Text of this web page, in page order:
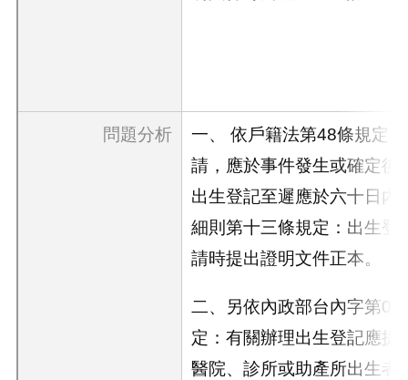
問題分析
一、 依戶籍法第48條規定
請，應於事件發生或確定後
出生登記至遲應於六十日內
細則第十三條規定：出生登
請時提出證明文件正本。
二、另依內政部台內字第
定：有關辦理出生登記應提
醫院、診所或助產所出生者